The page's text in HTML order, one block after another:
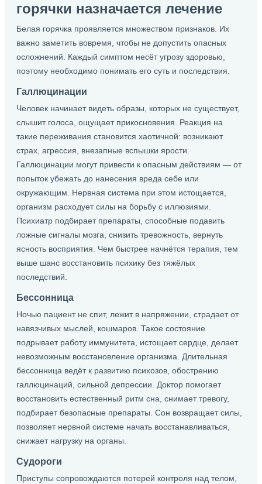
горячки назначается лечение
Белая горячка проявляется множеством признаков. Их
важно заметить вовремя, чтобы не допустить опасных
осложнений. Каждый симптом несёт угрозу здоровью,
поэтому необходимо понимать его суть и последствия.
Галлюцинации
Человек начинает видеть образы, которых не существует,
слышит голоса, ощущает прикосновения. Реакция на
такие переживания становится хаотичной: возникают
страх, агрессия, внезапные вспышки ярости.
Галлюцинации могут привести к опасным действиям — от
попыток убежать до нанесения вреда себе или
окружающим. Нервная система при этом истощается,
организм расходует силы на борьбу с иллюзиями.
Психиатр подбирает препараты, способные подавить
ложные сигналы мозга, снизить тревожность, вернуть
ясность восприятия. Чем быстрее начнётся терапия, тем
выше шанс восстановить психику без тяжёлых
последствий.
Бессонница
Ночью пациент не спит, лежит в напряжении, страдает от
навязчивых мыслей, кошмаров. Такое состояние
подрывает работу иммунитета, истощает сердце, делает
невозможным восстановление организма. Длительная
бессонница ведёт к развитию психозов, обострению
галлюцинаций, сильной депрессии. Доктор помогает
восстановить естественный ритм сна, снимает тревогу,
подбирает безопасные препараты. Сон возвращает силы,
позволяет нервной системе начать восстанавливаться,
снижает нагрузку на органы.
Судороги
Приступы сопровождаются потерей контроля над телом,